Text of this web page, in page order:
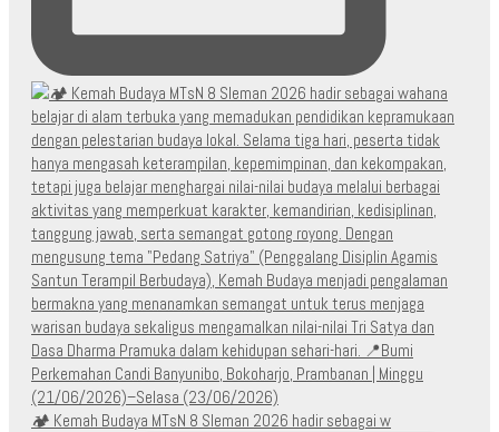
🏕️ Kemah Budaya MTsN 8 Sleman 2026 hadir sebagai w